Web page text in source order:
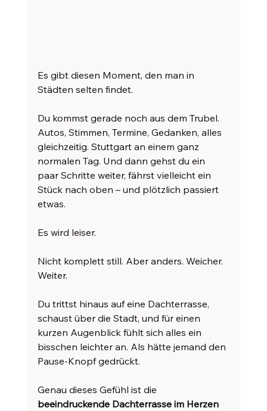
Es gibt diesen Moment, den man in
Städten selten findet.
Du kommst gerade noch aus dem Trubel.
Autos, Stimmen, Termine, Gedanken, alles
gleichzeitig. Stuttgart an einem ganz
normalen Tag. Und dann gehst du ein
paar Schritte weiter, fährst vielleicht ein
Stück nach oben – und plötzlich passiert
etwas.
Es wird leiser.
Nicht komplett still. Aber anders. Weicher.
Weiter.
Du trittst hinaus auf eine Dachterrasse,
schaust über die Stadt, und für einen
kurzen Augenblick fühlt sich alles ein
bisschen leichter an. Als hätte jemand den
Pause-Knopf gedrückt.
Genau dieses Gefühl ist die
beeindruckende Dachterrasse im Herzen